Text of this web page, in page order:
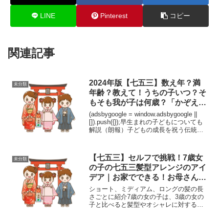
LINE Pinterest コピー
関連記事
未分類
2024年版【七五三】数え年？満
年齢？教えて！うちの子いつ？そ
もそも我が子は何歳？「かぞえど
し」が難しいw
(adsbygoogle = window.adsbygoogle ||
[]).push({});早生まれの子どもについても
解説（朗報）子どもの成長を祝う伝統的
健...
未分類
【七五三】セルフで挑戦！7歳女
の子の七五三髪型アレンジのアイ
デア｜お家でできる！お母さんも
チャレンジ
ショート、ミディアム、ロングの髪の長
さごとに紹介7歳の女の子は、3歳の女の
子と比べると髪型やオシャレに対する興